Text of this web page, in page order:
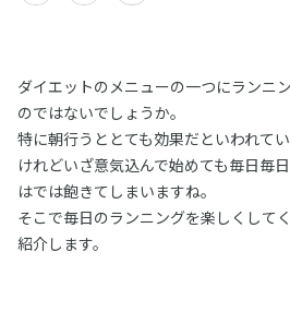
ダイエットのメニューの一つにランニ
のではないでしょうか。
特に朝行うととても効果だといわれてい
けれどいざ意気込んで始めても毎日毎
はでは飽きてしまいますね。
そこで毎日のランニングを楽しくして
紹介します。